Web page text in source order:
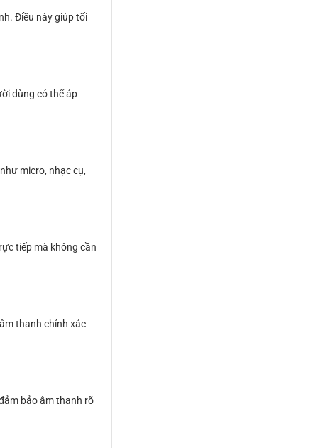
Điều này giúp tối
dùng có thể áp
micro, nhạc cụ,
tiếp mà không cần
thanh chính xác
bảo âm thanh rõ